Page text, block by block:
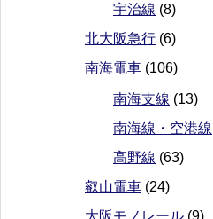
宇治線 (8)
北大阪急行 (6)
南海電車 (106)
南海支線 (13)
南海線・空港線
高野線 (63)
叡山電車 (24)
大阪モノレール (9)